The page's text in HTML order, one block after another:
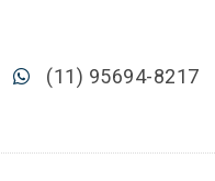
(11) 95694-8217